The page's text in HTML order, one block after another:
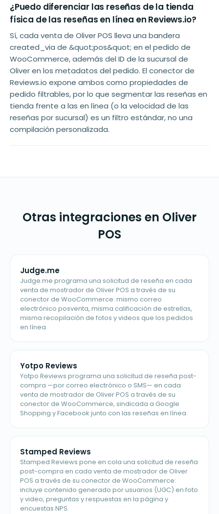
¿Puedo diferenciar las reseñas de la tienda
física de las reseñas en línea en Reviews.io?
Sí, cada venta de Oliver POS lleva una bandera
created_via de &quot;pos&quot; en el pedido de
WooCommerce, además del ID de la sucursal de
Oliver en los metadatos del pedido. El conector de
Reviews.io expone ambos como propiedades de
pedido filtrables, por lo que segmentar las reseñas en
tienda frente a las en línea (o la velocidad de las
reseñas por sucursal) es un filtro estándar, no una
compilación personalizada.
Otras integraciones en Oliver
POS
Judge.me
Judge.me programa una solicitud de reseña en cada
venta de mostrador de Oliver POS a través de su
conector de WooCommerce: mismo correo
electrónico posventa, misma calificación de estrellas,
misma recopilación de fotos y videos que los pedidos
en línea.
Yotpo Reviews
Yotpo Reviews programa una solicitud de reseña post-
compra —por correo electrónico o SMS— en cada
venta de mostrador de Oliver POS a través de su
conector de WooCommerce, sindicada a Google
Shopping y Facebook junto con las reseñas en línea.
Stamped Reviews
Stamped Reviews pone en cola una solicitud de reseña
post-compra en cada venta de mostrador de Oliver
POS a través de su conector de WooCommerce:
incluye contenido generado por usuarios (UGC) en foto
y video, preguntas y respuestas en la página y
encuestas NPS.